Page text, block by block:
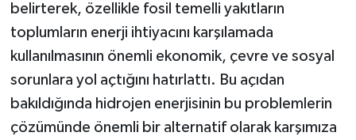
belirterek, özellikle fosil temelli yakıtların
toplumların enerji ihtiyacını karşılamada
kullanılmasının önemli ekonomik, çevre ve sosyal
sorunlara yol açtığını hatırlattı. Bu açıdan
bakıldığında hidrojen enerjisinin bu problemlerin
çözümünde önemli bir alternatif olarak karşımıza